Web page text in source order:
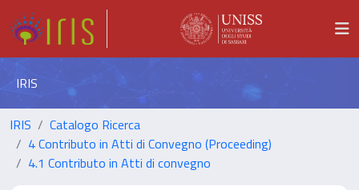
IRIS
IRIS
Catalogo Ricerca
4 Contributo in Atti di Convegno (Proceeding)
4.1 Contributo in Atti di convegno